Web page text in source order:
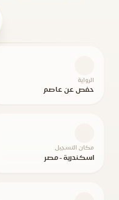
الرواية
حفص عن عاصم
مكان التسجيل
اسكندرية - مصر